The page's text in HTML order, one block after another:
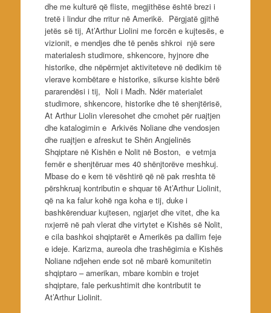
dhe me kulturë që fliste, megjithëse është brezi i
tretë i lindur dhe rritur në Amerikë. Përgjatë gjithë
jetës së tij, At’Arthur Liolini me forcën e kujtesës, e
vizionit, e mendjes dhe të penës shkroi një sere
materialesh studimore, shkencore, hyjnore dhe
historike, dhe nëpërmjet aktiviteteve në dedikim të
vlerave kombëtare e historike, sikurse kishte bërë
pararendësi i tij, Noli i Madh. Ndër materialet
studimore, shkencore, historike dhe të shenjtërisë,
At Arthur Liolin vleresohet dhe cmohet për ruajtjen
dhe katalogimin e Arkivës Noliane dhe vendosjen
dhe ruajtjen e afreskut te Shën Angjelinës
Shqiptare në Kishën e Nolit në Boston, e vetmja
femër e shenjtëruar mes 40 shënjtorëve meshkuj.
Mbase do e kem të vështirë që në pak rreshta të
përshkruaj kontributin e shquar të At’Arthur Liolinit,
që na ka falur kohë nga koha e tij, duke i
bashkërenduar kujtesen, ngjarjet dhe vitet, dhe ka
nxjerrë në pah vlerat dhe virtytet e Kishës së Nolit,
e cila bashkoi shqiptarët e Amerikës pa dallim feje
e ideje. Karizma, aureola dhe trashëgimia e Kishës
Noliane ndjehen ende sot në mbarë komunitetin
shqiptaro – amerikan, mbare kombin e trojet
shqiptare, fale perkushtimit dhe kontributit te
At’Arthur Liolinit.